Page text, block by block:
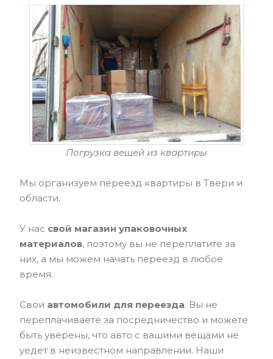
Погрузка вещей из квартиры
Мы организуем переезд квартиры в Твери и
области.
У нас свой магазин упаковочных
материалов, поэтому вы не переплатите за
них, а мы можем начать переезд в любое
время.
Свои автомобили для переезда. Вы не
переплачиваете за посредничество и можете
быть уверены, что авто с вашими вещами не
уедет в неизвестном направлении. Наши